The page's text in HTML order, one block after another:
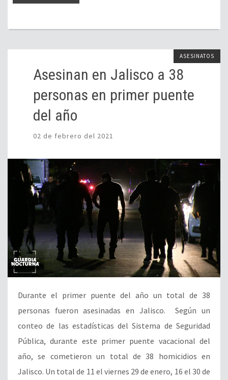
ASESINATOS
Asesinan en Jalisco a 38
personas en primer puente
del año
02 de febrero del 2021
Durante el primer puente del año un total de 38
personas fueron asesinadas en Jalisco. Según un
conteo de las estadísticas del Sistema de Seguridad
Pública, durante este primer puente vacacional del
año, se cometieron un total de 38 homicidios en
Jalisco. Un total de 11 el viernes 29 de enero, 16 el 30 de